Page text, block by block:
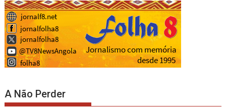
A Não Perder